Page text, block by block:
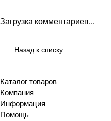
Загрузка комментариев...
Назад к списку
Каталог товаров
Компания
Информация
Помощь